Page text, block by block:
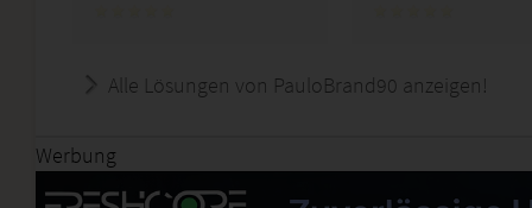
Alle Lösungen von PauloBrand90 anzeigen!
Werbung